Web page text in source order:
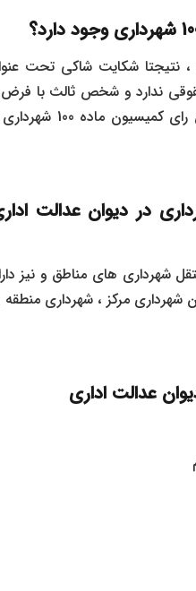
100 مرجع شبه قضایی است ، نتیجتا شکایت
اداری موقعیت حقوقی ندارد و شخص ثالث
قانونی ، می بایست از ابتدا با
در اعتراض به رای کمیسیون ماده 100 شهرداری در
شهرداری های مناطق و نیز
طرف دعوا قراردادن شهرداری مرکز ،